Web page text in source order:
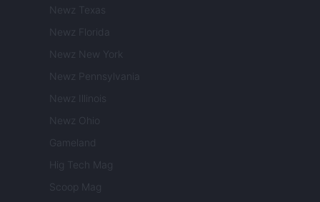
Newz Texas
Newz Florida
Newz New York
Newz Pennsylvania
Newz Illinois
Newz Ohio
Gameland
Hig Tech Mag
Scoop Mag